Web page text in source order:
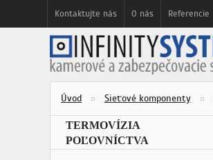
Kontaktujte nás O nás Referencie
Úvod Sieťové komponenty
TERMOVÍZIA
POĽOVNÍCTVA